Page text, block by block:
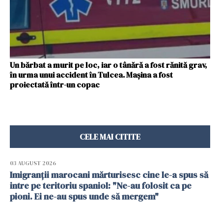
Un bărbat a murit pe loc, iar o tânără a fost rănită grav,
în urma unui accident în Tulcea. Mașina a fost
proiectată într-un copac
CELE MAI CITITE
03 AUGUST 2026
Imigranții marocani mărturisesc cine le-a spus să
intre pe teritoriu spaniol: "Ne-au folosit ca pe
pioni. Ei ne-au spus unde să mergem"